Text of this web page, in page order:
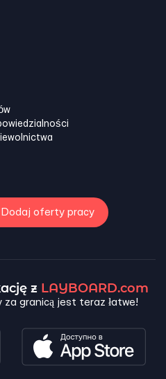
Dodaj oferty pracy
z LAYBOARD.com
za granicą jest teraz łatwe!